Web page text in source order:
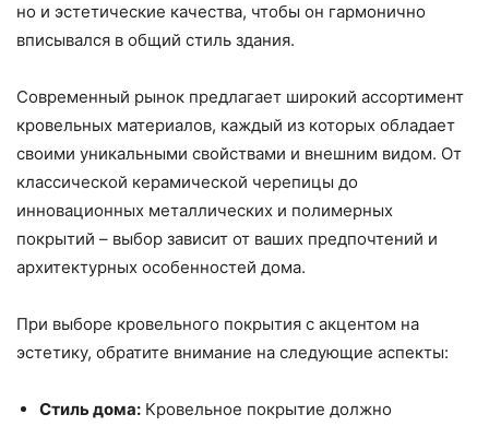
но и эстетические качества, чтобы он гармонично
вписывался в общий стиль здания.
Современный рынок предлагает широкий ассортимент
кровельных материалов, каждый из которых обладает
своими уникальными свойствами и внешним видом. От
классической керамической черепицы до
инновационных металлических и полимерных
покрытий – выбор зависит от ваших предпочтений и
архитектурных особенностей дома.
При выборе кровельного покрытия с акцентом на
эстетику, обратите внимание на следующие аспекты:
Стиль дома: Кровельное покрытие должно